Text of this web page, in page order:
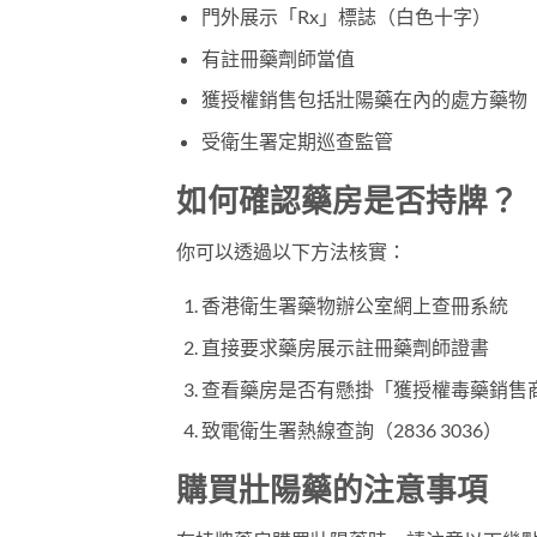
門外展示「Rx」標誌（白色十字）
有註冊藥劑師當值
獲授權銷售包括壯陽藥在內的處方藥物
受衛生署定期巡查監管
如何確認藥房是否持牌？
你可以透過以下方法核實：
香港衛生署藥物辦公室網上查冊系統
直接要求藥房展示註冊藥劑師證書
查看藥房是否有懸掛「獲授權毒藥銷售
致電衛生署熱線查詢（2836 3036）
購買壯陽藥的注意事項